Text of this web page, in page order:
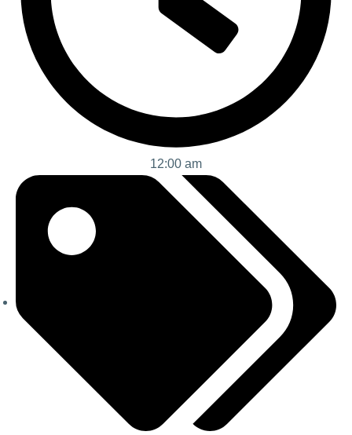
12:00 am